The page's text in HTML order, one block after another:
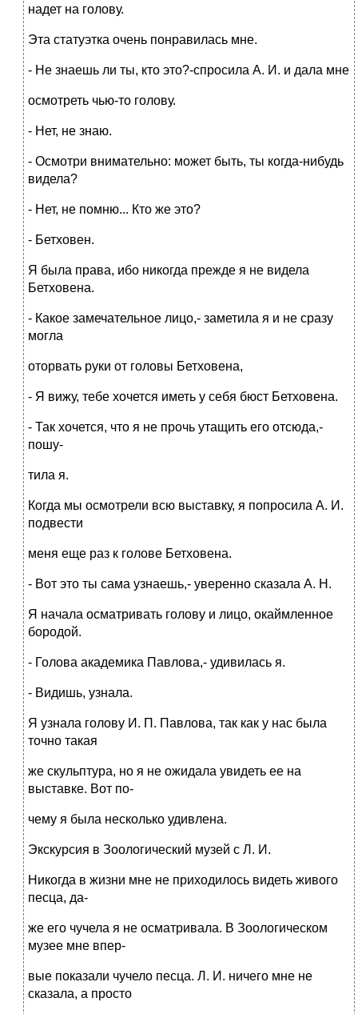
надет на голову.
Эта статуэтка очень понравилась мне.
- Не знаешь ли ты, кто это?-спросила А. И. и дала мне
осмотреть чью-то голову.
- Нет, не знаю.
- Осмотри внимательно: может быть, ты когда-нибудь
видела?
- Нет, не помню... Кто же это?
- Бетховен.
Я была права, ибо никогда прежде я не видела
Бетховена.
- Какое замечательное лицо,- заметила я и не сразу
могла
оторвать руки от головы Бетховена,
- Я вижу, тебе хочется иметь у себя бюст Бетховена.
- Так хочется, что я не прочь утащить его отсюда,-
пошу-
тила я.
Когда мы осмотрели всю выставку, я попросила А. И.
подвести
меня еще раз к голове Бетховена.
- Вот это ты сама узнаешь,- уверенно сказала А. Н.
Я начала осматривать голову и лицо, окаймленное
бородой.
- Голова академика Павлова,- удивилась я.
- Видишь, узнала.
Я узнала голову И. П. Павлова, так как у нас была
точно такая
же скульптура, но я не ожидала увидеть ее на
выставке. Вот по-
чему я была несколько удивлена.
Экскурсия в Зоологический музей с Л. И.
Никогда в жизни мне не приходилось видеть живого
песца, да-
же его чучела я не осматривала. В Зоологическом
музее мне впер-
вые показали чучело песца. Л. И. ничего мне не
сказала, а просто